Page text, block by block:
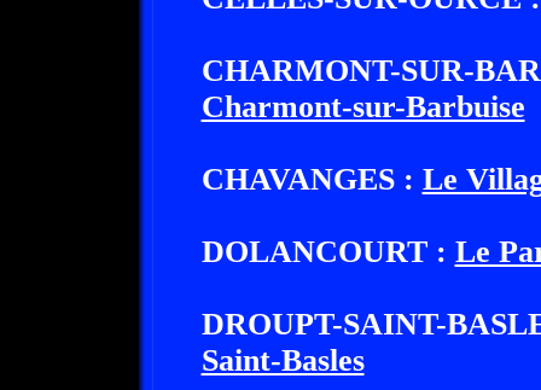
CHARMONT-SUR-
Charmont-sur-Barbuise
CHAVANGES : Le
DOLANCOURT : Le
DROUPT-SAINT-
Saint-Basles